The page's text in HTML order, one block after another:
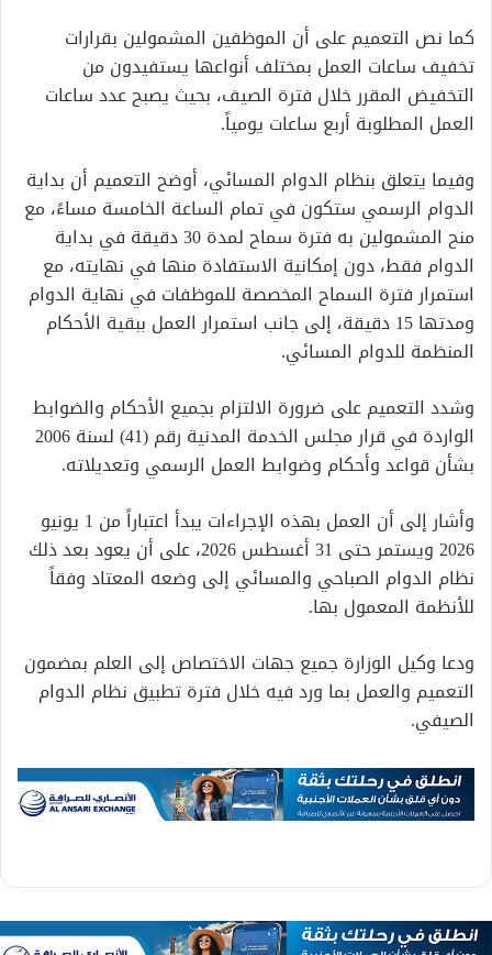
كما نص التعميم على أن الموظفين المشمولين بقرارات
تخفيف ساعات العمل بمختلف أنواعها يستفيدون من
التخفيض المقرر خلال فترة الصيف، بحيث يصبح عدد ساعات
العمل المطلوبة أربع ساعات يومياً.
وفيما يتعلق بنظام الدوام المسائي، أوضح التعميم أن بداية
الدوام الرسمي ستكون في تمام الساعة الخامسة مساءً، مع
منح المشمولين به فترة سماح لمدة 30 دقيقة في بداية
الدوام فقط، دون إمكانية الاستفادة منها في نهايته، مع
استمرار فترة السماح المخصصة للموظفات في نهاية الدوام
ومدتها 15 دقيقة، إلى جانب استمرار العمل ببقية الأحكام
المنظمة للدوام المسائي.
وشدد التعميم على ضرورة الالتزام بجميع الأحكام والضوابط
الواردة في قرار مجلس الخدمة المدنية رقم (41) لسنة 2006
بشأن قواعد وأحكام وضوابط العمل الرسمي وتعديلاته.
وأشار إلى أن العمل بهذه الإجراءات يبدأ اعتباراً من 1 يونيو
2026 ويستمر حتى 31 أغسطس 2026، على أن يعود بعد ذلك
نظام الدوام الصباحي والمسائي إلى وضعه المعتاد وفقاً
للأنظمة المعمول بها.
ودعا وكيل الوزارة جميع جهات الاختصاص إلى العلم بمضمون
التعميم والعمل بما ورد فيه خلال فترة تطبيق نظام الدوام
الصيفي.